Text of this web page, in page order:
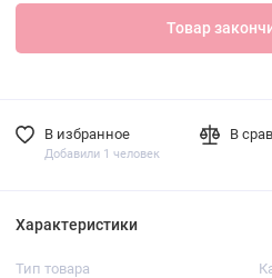
Товар
В избранное
Добавили 1 человек
В
Характеристики
Тип товара